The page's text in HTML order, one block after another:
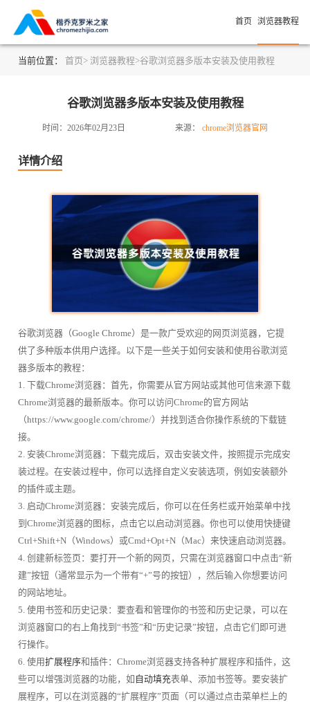
首页 浏览器教程
当前位置： 首页> 浏览器教程>谷歌浏览器多版本安装及使用教程
谷歌浏览器多版本安装及使用教程
时间：2026年02月23日 来源： chrome浏览器官网
详情介绍
谷歌浏览器（Google Chrome）是一款广受欢迎的网页浏览器，它提
供了多种版本供用户选择。以下是一些关于如何安装和使用谷歌浏览
器多版本的教程：
1. 下载Chrome浏览器：首先，你需要从官方网站或其他可信来源下载
Chrome浏览器的最新版本。你可以访问Chrome的官方网站
（https://www.google.com/chrome/）并找到适合你操作系统的下载链
接。
2. 安装Chrome浏览器：下载完成后，双击安装文件，按照提示完成安
装过程。在安装过程中，你可以选择自定义安装选项，例如安装额外
的插件或主题。
3. 启动Chrome浏览器：安装完成后，你可以在任务栏或开始菜单中找
到Chrome浏览器的图标，点击它以启动浏览器。你也可以使用快捷键
Ctrl+Shift+N（Windows）或Cmd+Opt+N（Mac）来快速启动浏览器。
4. 创建新标签页：要打开一个新的网页，只需在浏览器窗口中点击“新
建”按钮（通常显示为一个带有“+”号的按钮），然后输入你想要访问
的网站地址。
5. 使用书签和历史记录：要查看和管理你的书签和历史记录，可以在
浏览器窗口的右上角找到“书签”和“历史记录”按钮，点击它们即可进
行操作。
6. 使用扩展程序和插件：Chrome浏览器支持各种扩展程序和插件，这
些可以增强浏览器的功能，如 自动填充表单、添加书签等。要安装扩
展程序，可以在浏览器的“扩展程序”页面（可以通过点击菜单栏上的